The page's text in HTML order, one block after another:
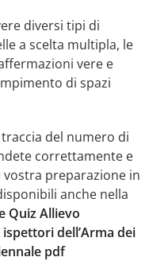
diversi tipi di
a scelta multipla, le
vere e
di spazi
del numero di
correttamente e
vostra preparazione in
anche nella
Quiz Allievo
dell’Arma dei
pdf